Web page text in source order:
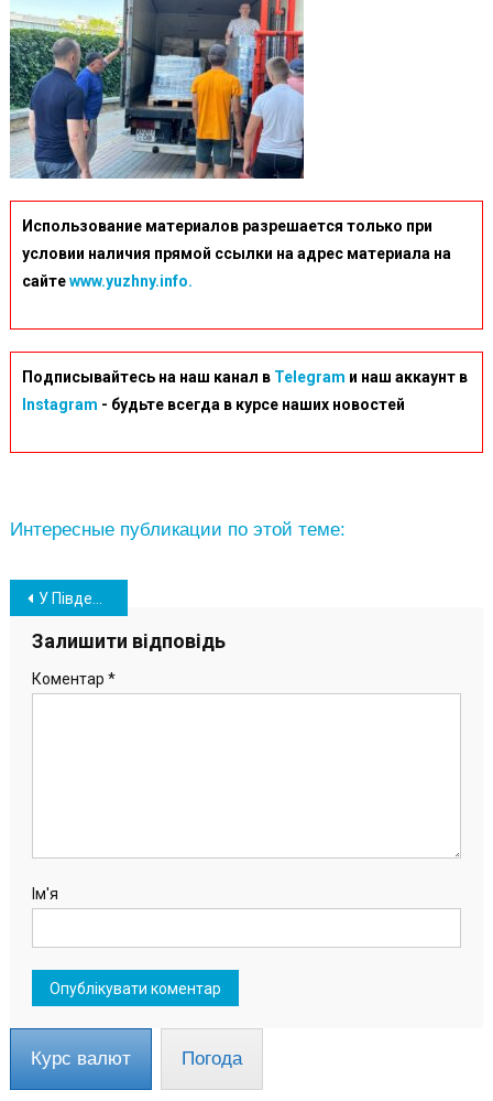
Использование материалов разрешается только при
условии наличия прямой ссылки на адрес материала на
сайтеwww.yuzhny.info.
Подписывайтесь на наш канал в Telegram и наш аккаунт в
Instagram - будьте всегда в курсе наших новостей
Интересные публикации по этой теме:
Навігація
записів
У Південному працівникам ОПЗ з матеріального резерву видали гуманітарну допомогу
Залишити відповідь
Коментар *
Ім'я
Курс валют Погода